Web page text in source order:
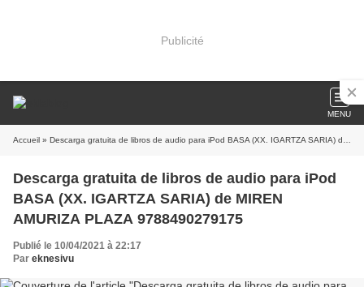
Publicité
MENU
Accueil » Descarga gratuita de libros de audio para iPod BASA (XX. IGARTZA SARIA) de MIREN AMURIZA PLAZA 9788490279175
Descarga gratuita de libros de audio para iPod
BASA (XX. IGARTZA SARIA) de MIREN
AMURIZA PLAZA 9788490279175
Publié le 10/04/2021 à 22:17
Par eknesivu